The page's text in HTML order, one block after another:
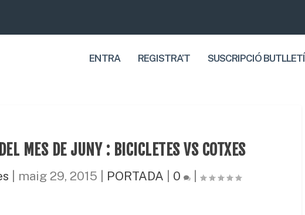
ENTRA REGISTRA’T SUSCRIPCIÓ BUTLLETÍ
MES DE JUNY : BICICLETES VS COTXES
maig 29, 2015 PORTADA 0 |